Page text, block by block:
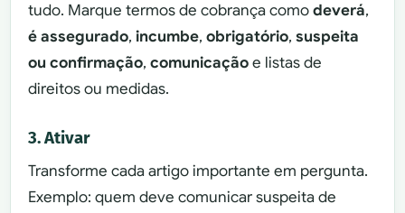
tudo. Marque termos de cobrança comodeverá,
é assegurado,incumbe,obrigatório,suspeita
ou confirmação,comunicaçãoe listas de
direitos ou medidas.
3. Ativar
Transforme cada artigo importante em pergunta.
Exemplo: quem deve comunicar suspeita de